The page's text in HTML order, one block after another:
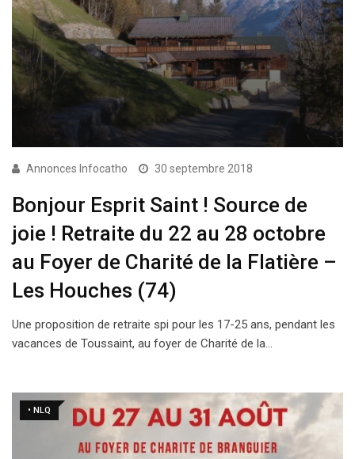
Annonces Infocatho 30 septembre 2018
Bonjour Esprit Saint ! Source de
joie ! Retraite du 22 au 28 octobre
au Foyer de Charité de la Flatière –
Les Houches (74)
Une proposition de retraite spi pour les 17-25 ans, pendant les
vacances de Toussaint, au foyer de Charité de la…
• NLQ